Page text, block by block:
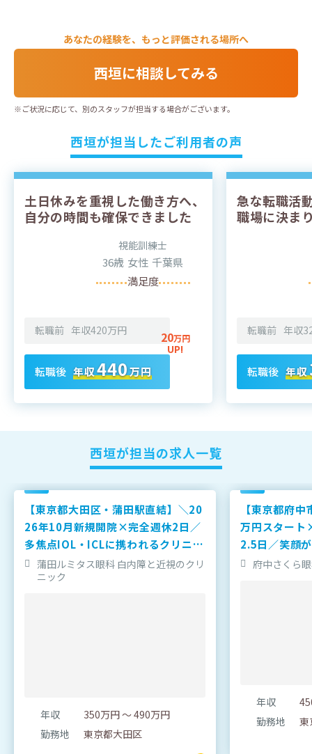
あなたの経験を、もっと評価される場所へ
西垣に相談してみる
※ご状況に応じて、別のスタッフが担当する場合がございます。
西垣が担当したご利用者の声
土日休みを重視した働き方へ、
自分の時間も確保できました
視能訓練士
36歳 女性 千葉県
満足度
20万円
UP!
転職前 年収420万円
転職後 年収440万円
急な転職活
職場に決ま
転職前 年収
転職後 年収
西垣が担当の求人一覧
【東京都大田区・蒲田駅直結】＼20
26年10月新規開院×完全週休2日／
多焦点IOL・ICLに携われるクリニッ
クです！
蒲田ルミタス眼科 白内障と近視のクリ
ニック
年収
350万円 ～ 490万円
勤務地
東京都大田区
【東京都府
万円スター
2.5日／笑顔
たかい眼科ク
府中さくら
年収
勤務地
東